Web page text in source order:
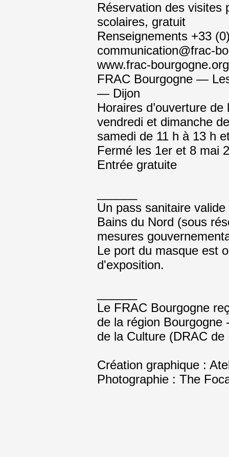
Réservation des visites
scolaires, gratuit
Renseignements +33
communication@frac-
www.frac-bourgogne.org
FRAC Bourgogne —
— Dijon
Horaires d’ouverture
vendredi et dimanche
samedi de 11 h à 13 h
Fermé les 1er et 8 mai
Entrée gratuite
Un pass sanitaire
Bains du Nord (sous
mesures
Le port du masque est
d'exposition.
Le FRAC Bourgogne
de la région Bourgogne
de la Culture (DRAC
Création graphique :
Photographie : The